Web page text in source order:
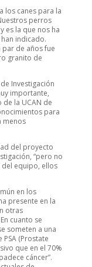
los canes para la
perros
es la que nos ha
indicado.
de años fue
granito de
Investigación
importante,
la UCAN de
para
menos
del proyecto
“pero no
equipo, ellos
en los
presente en la
otras
cuanto se
someten a una
(Prostate
que en el 70%
cáncer”.